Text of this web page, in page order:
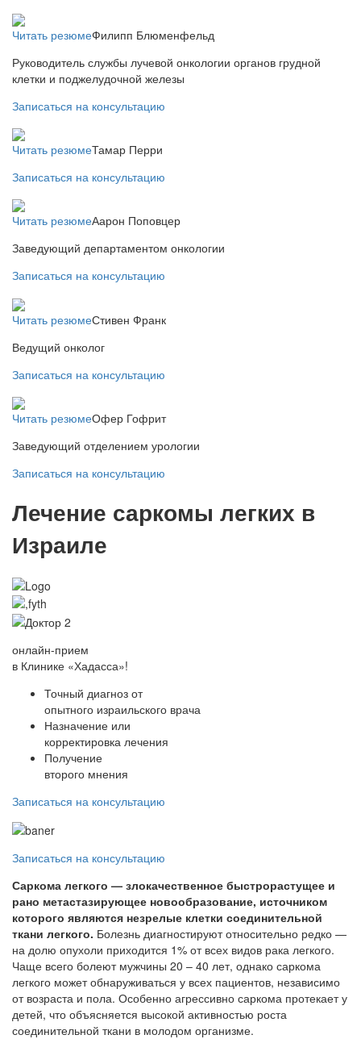
Читать резюмеФилипп Блюменфельд
Руководитель службы лучевой онкологии органов грудной
клетки и поджелудочной железы
Записаться на консультацию
Читать резюмеТамар Перри
Записаться на консультацию
Читать резюмеАарон Поповцер
Заведующий департаментом онкологии
Записаться на консультацию
Читать резюмеСтивен Франк
Ведущий онколог
Записаться на консультацию
Читать резюмеОфер Гофрит
Заведующий отделением урологии
Записаться на консультацию
Лечение саркомы легких в
Израиле
онлайн-прием
в Клинике «Хадасса»!
Точный диагноз от
опытного израильского врача
Назначение или
корректировка лечения
Получение
второго мнения
Записаться на консультацию
Записаться на консультацию
Саркома легкого — злокачественное быстрорастущее и
рано метастазирующее новообразование, источником
которого являются незрелые клетки соединительной
ткани легкого. Болезнь диагностируют относительно редко —
на долю опухоли приходится 1% от всех видов рака легкого.
Чаще всего болеют мужчины 20 – 40 лет, однако саркома
легкого может обнаруживаться у всех пациентов, независимо
от возраста и пола. Особенно агрессивно саркома протекает у
детей, что объясняется высокой активностью роста
соединительной ткани в молодом организме.